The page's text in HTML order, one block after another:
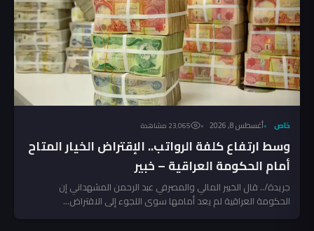
خاص أغسطس 8, 2026 23٬065 مشاهدة
وسط ارتفاع كلفة الرواتب.. الإقتراض الخيار المتاح
أمام الحكومة العراقية – خبير
جريدة/.. قال الخبير المالي والمصرفي عبد الرحمن المشهداني إن
الحكومة العراقية لم يعد أمامها سوى اللجوء إلى الاقتراض...